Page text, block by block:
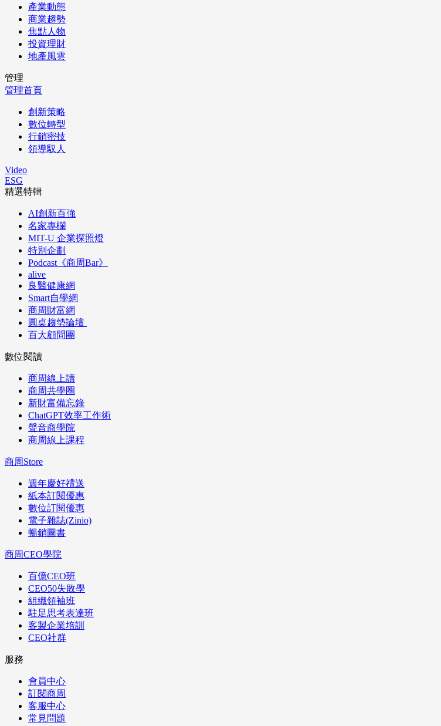
產業動態
商業趨勢
焦點人物
投資理財
地產風雲
管理
管理首頁
創新策略
數位轉型
行銷密技
領導馭人
Video
ESG
精選特輯
AI創新百強
名家專欄
MIT-U 企業探照燈
特別企劃
Podcast《商周Bar》
alive
良醫健康網
Smart自學網
商周財富網
圓桌趨勢論壇
百大顧問團
數位閱讀
商周線上讀
商周共學圈
新財富備忘錄
ChatGPT效率工作術
聲音商學院
商周線上課程
商周Store
週年慶好禮送
紙本訂閱優惠
數位訂閱優惠
電子雜誌(Zinio)
暢銷圖書
商周CEO學院
百億CEO班
CEO50失敗學
組織領袖班
駐足思考表達班
客製企業培訓
CEO社群
服務
會員中心
訂閱商周
客服中心
常見問題